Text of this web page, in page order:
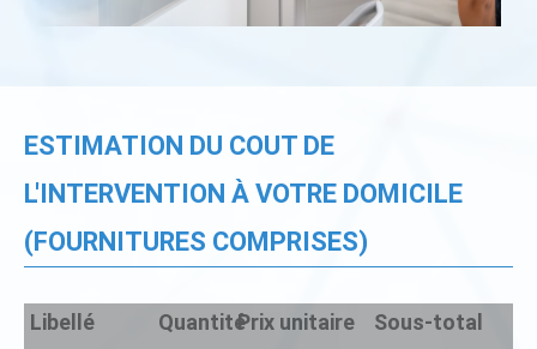
ESTIMATION DU COUT DE
L'INTERVENTION À VOTRE DOMICILE
(FOURNITURES COMPRISES)
Libellé QuantitéPrix unitaire Sous-total